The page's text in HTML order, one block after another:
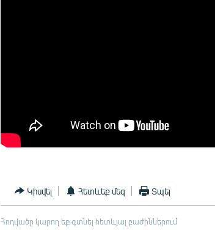
Կիսվել Հետևեք մեզ Տպել
Հոդվածը կարող եք գտնել հետևյալ բաժիններում